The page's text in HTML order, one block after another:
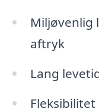
Miljøvenlig
aftryk
Lang